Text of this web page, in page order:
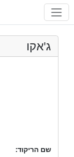
ג'אקו
שם הריקוד: